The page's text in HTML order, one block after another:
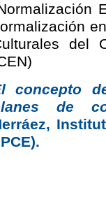
del
concepto
de